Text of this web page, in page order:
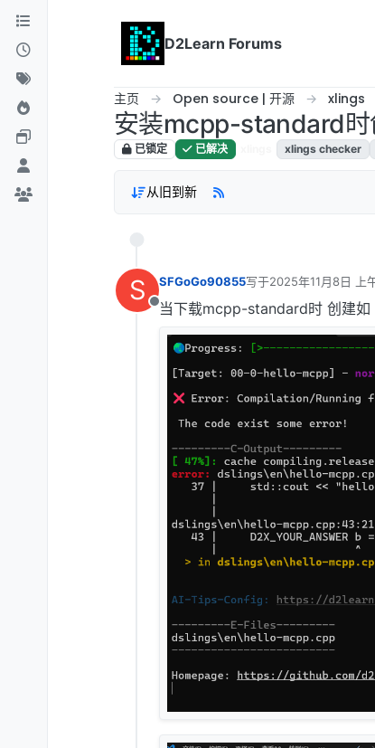
跳转至内容
D2Learn Forums
主页 Open source | 开源 xlings
安装mcpp-standard时
已锁定 已解决 xlings checker
从旧到新
S
离线
SFGoGo90855写于2025年11月8日 上
最后由 SPeak 编辑
当下载mcpp-standard时 创建